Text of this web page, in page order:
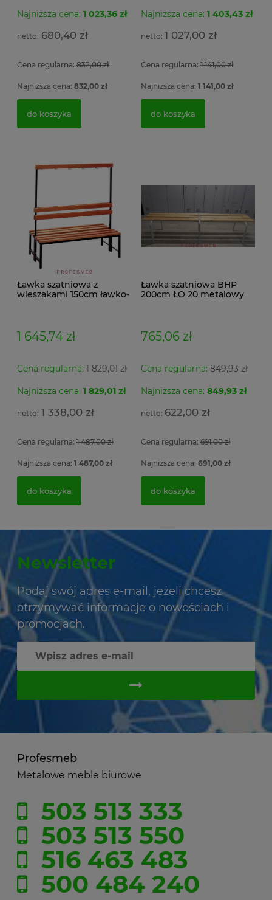
Najniższa cena: 1 023,36 zł
680,40 zł
Cena regularna: 832,00 zł
Najniższa cena: 832,00 zł
do koszyka
Najniższa cena: 1 403,43 zł
1 027,00 zł
Cena regularna:1 141,00 zł
Najniższa cena: 1 141,00 zł
do koszyka
Ławka szatniowa z
wieszakami 150cm ławko-
1 645,74 zł
Cena regularna: 1 829,01 zł
Najniższa cena: 1 829,01 zł
1 338,00 zł
Cena regularna: 1 487,00 zł
Najniższa cena: 1 487,00 zł
do koszyka
Ławka szatniowa BHP
200cm ŁO 20 metalowy
765,06 zł
Cena regularna:849,93 zł
Najniższa cena: 849,93 zł
622,00 zł
Cena regularna:691,00 zł
Najniższa cena: 691,00 zł
do koszyka
Szafa metalowa MSWV 110/5-35 Malow do
5 gniazdek 104x100x50cm
4 056,54 zł
3 298,00 zł
Newsletter
Podaj swój adres e-mail, jeżeli chcesz
otrzymywać informacje o nowościach i
promocjach.
Profesmeb
Metalowe meble biurowe
503 513 333
503 513 550
516 463 483
500 484 240